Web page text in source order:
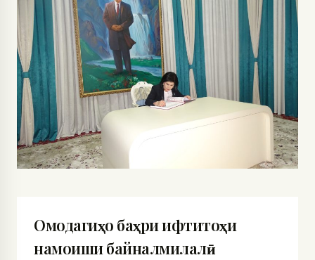
Омодагиҳо баҳри ифтитоҳи
намоиши байналмилалӣ